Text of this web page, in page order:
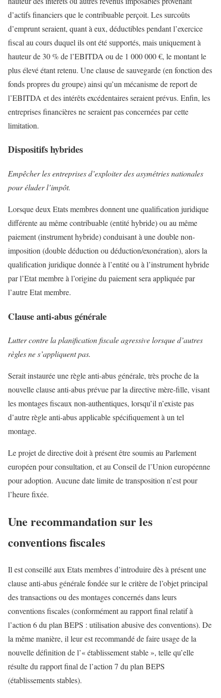
d’actifs financiers que le contribuable perçoit. Les surcoûts
d’emprunt seraient, quant à eux, déductibles pendant l’exercice
fiscal au cours duquel ils ont été supportés, mais uniquement à
hauteur de 30 % de l’EBITDA ou de 1 000 000 €, le montant le
plus élevé étant retenu. Une clause de sauvegarde (en fonction des
fonds propres du groupe) ainsi qu’un mécanisme de report de
l’EBITDA et des intérêts excédentaires seraient prévus. Enfin, les
entreprises financières ne seraient pas concernées par cette
limitation.
Dispositifs hybrides
Empêcher les entreprises d’exploiter des asymétries nationales
pour éluder l’impôt.
Lorsque deux Etats membres donnent une qualification juridique
différente au même contribuable (entité hybride) ou au même
paiement (instrument hybride) conduisant à une double non-
imposition (double déduction ou déduction/exonération), alors la
qualification juridique donnée à l’entité ou à l’instrument hybride
par l’Etat membre à l’origine du paiement sera appliquée par
l’autre Etat membre.
Clause anti-abus générale
Lutter contre la planification fiscale agressive lorsque d’autres
règles ne s’appliquent pas.
Serait instaurée une règle anti-abus générale, très proche de la
nouvelle clause anti-abus prévue par la directive mère-fille, visant
les montages fiscaux non-authentiques, lorsqu’il n’existe pas
d’autre règle anti-abus applicable spécifiquement à un tel
montage.
Le projet de directive doit à présent être soumis au Parlement
européen pour consultation, et au Conseil de l’Union européenne
pour adoption. Aucune date limite de transposition n’est pour
l’heure fixée.
Une recommandation sur les
conventions fiscales
Il est conseillé aux Etats membres d’introduire dès à présent une
clause anti-abus générale fondée sur le critère de l’objet principal
des transactions ou des montages concernés dans leurs
conventions fiscales (conformément au rapport final relatif à
l’action 6 du plan BEPS : utilisation abusive des conventions). De
la même manière, il leur est recommandé de faire usage de la
nouvelle définition de l’« établissement stable », telle qu’elle
résulte du rapport final de l’action 7 du plan BEPS
(établissements stables).